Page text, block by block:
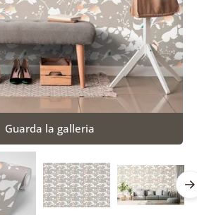
Guarda la galleria